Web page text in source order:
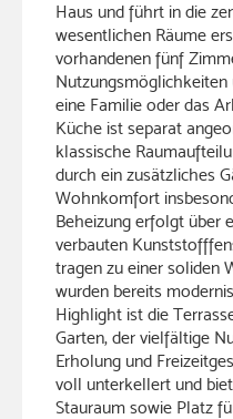
Haus und führt in die
wesentlichen Räume
vorhandenen fünf
eine Familie oder das
Küche ist separat
klassische
durch ein zusätzliches
Wohnkomfort
Beheizung erfolgt über
verbauten
tragen zu einer soliden
wurden bereits
Highlight ist die
Garten, der vielfältige
Erholung und
voll unterkellert und
Stauraum sowie Platz